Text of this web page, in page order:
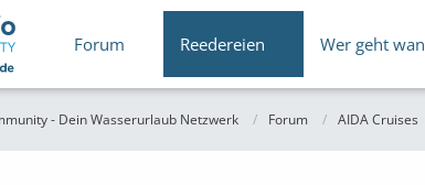
Forum Reedereien Wer geht
- Dein Wasserurlaub Netzwerk Forum AIDA Cruises